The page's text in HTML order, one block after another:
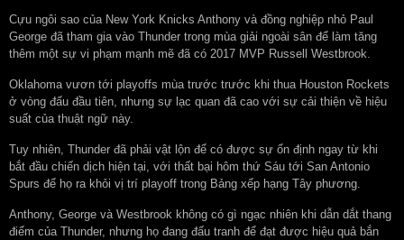
Cựu ngôi sao của New York Knicks Anthony và đồng nghiệp nhỏ Paul
George đã tham gia vào Thunder trong mùa giải ngoài sân để làm tăng
thêm một sự vi phạm mạnh mẽ đã có 2017 MVP Russell Westbrook.
Oklahoma vươn tới playoffs mùa trước trước khi thua Houston Rockets
ở vòng đấu đầu tiên, nhưng sự lạc quan đã cao với sự cải thiện về hiệu
suất của thuật ngữ này.
Tuy nhiên, Thunder đã phải vật lộn để có được sự ổn định ngay từ khi
bắt đầu chiến dịch hiện tại, với thất bại hôm thứ Sáu tới San Antonio
Spurs để họ ra khỏi vị trí playoff trong Bảng xếp hạng Tây phương.
Anthony, George và Westbrook không có gì ngạc nhiên khi dẫn dắt thang
điểm của Thunder, nhưng họ đang đấu tranh để đạt được hiệu quả bắn